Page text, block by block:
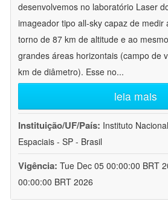
desenvolvemos no laboratório Laser
imageador tipo all-sky capaz de medir
torno de 87 km de altitude e ao
grandes áreas horizontais (campo de
km de diâmetro). Esse no...
leia mais
Instituição/UF/País: Instituto
Espaciais - SP - Brasil
Vigência: Tue Dec 05 00:00:00 BRT
00:00:00 BRT 2026